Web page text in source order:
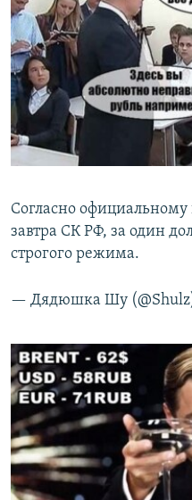
Согласно официальному
завтра СК РФ, за один
строгого режима.
— Дядюшка Шу